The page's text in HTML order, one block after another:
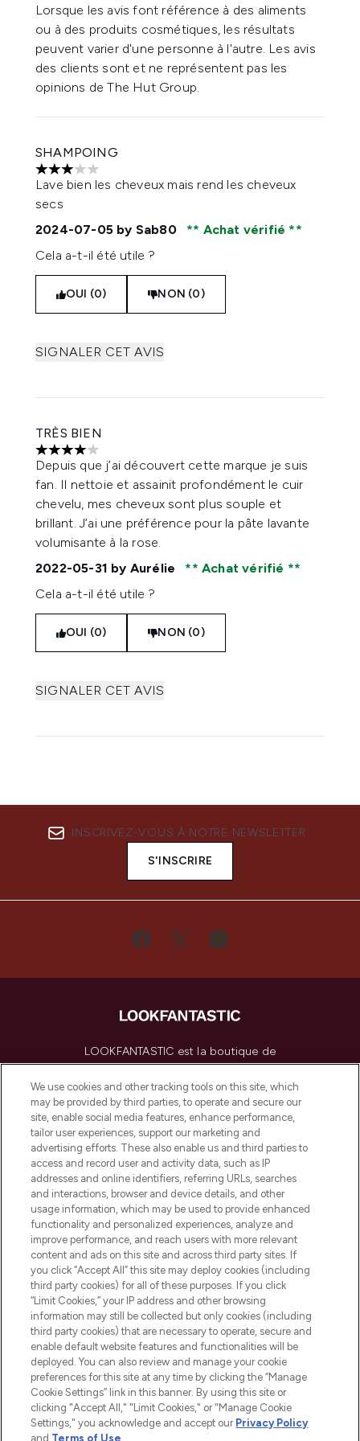
Lorsque les avis font référence à des aliments
ou à des produits cosmétiques, les résultats
peuvent varier d'une personne à l'autre. Les avis
des clients sont et ne représentent pas les
opinions de The Hut Group.
SHAMPOING
3 étoiles sur un maximum de 5
Lave bien les cheveux mais rend les cheveux
secs
2024-07-05 by Sab80
Achat vérifié
Cela a-t-il été utile ?
OUI (0) NON (0)
SIGNALER CET AVIS
TRÈS BIEN
4 étoiles sur un maximum de 5
Depuis que j’ai découvert cette marque je suis
fan. Il nettoie et assainit profondément le cuir
chevelu, mes cheveux sont plus souple et
brillant. J’ai une préférence pour la pâte lavante
volumisante à la rose.
2022-05-31 by Aurélie
Achat vérifié
Cela a-t-il été utile ?
OUI (0) NON (0)
SIGNALER CET AVIS
INSCRIVEZ-VOUS À NOTRE NEWSLETTER
S'INSCRIRE
LOOKFANTASTIC est la boutique de
beauté incontournable en Europe,
proposant les meilleurs produits de soins
de la peau, des cheveux et de maquillage
de plus de 200 marques prestigieuses.
Faites vos achats en ligne ou via
l’application, avec la livraison offerte dès
55€ d'achat.
Consentement aux cookies
Do Not Sell or Share My Personal
Information
AIDE ET INFORMATIONS
INFORMATIONS GÉNÉRALES
À PROPOS DE LOOKFANTASTIC
We use cookies and other tracking tools on this site, which
may be provided by third parties, to operate and secure our
site, enable social media features, enhance performance,
tailor user experiences, support our marketing and
advertising efforts. These also enable us and third parties to
access and record user and activity data, such as IP
addresses and online identifiers, referring URLs, searches
and interactions, browser and device details, and other
usage information, which may be used to provide enhanced
functionality and personalized experiences, analyze and
improve performance, and reach users with more relevant
content and ads on this site and across third party sites. If
you click “Accept All” this site may deploy cookies (including
third party cookies) for all of these purposes. If you click
“Limit Cookies,” your IP address and other browsing
information may still be collected but only cookies (including
third party cookies) that are necessary to operate, secure and
enable default website features and functionalities will be
deployed. You can also review and manage your cookie
preferences for this site at any time by clicking the “Manage
Cookie Settings” link in this banner. By using this site or
clicking "Accept All," "Limit Cookies," or "Manage Cookie
Settings," you acknowledge and accept our Privacy Policy
and Terms of Use